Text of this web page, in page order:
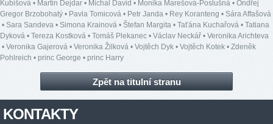
Kubišová • Martin Dejdar • Michal David • Monika Marešová-Poslušná • Ondřej
Gregor Brzobohatý • Pavla Tomicová • Petr Janda • Rey Koranteng • Sára Affašová
• Sara Sandeva • Simona Krainová • Štefan Margita • Taťána Kuchařová • Tatiana
Dyková • Tereza Kostková • Tomáš Plekanec • Václav Neckář • Veronika Arichteva
• Veronika Gajerová • Veronika Žilková • Vojtěch Dyk • Vojtěch Kotek • Zdeněk
Pohlreich • princ George • princ Harry
Zpět na titulní stranu
KONTAKTY